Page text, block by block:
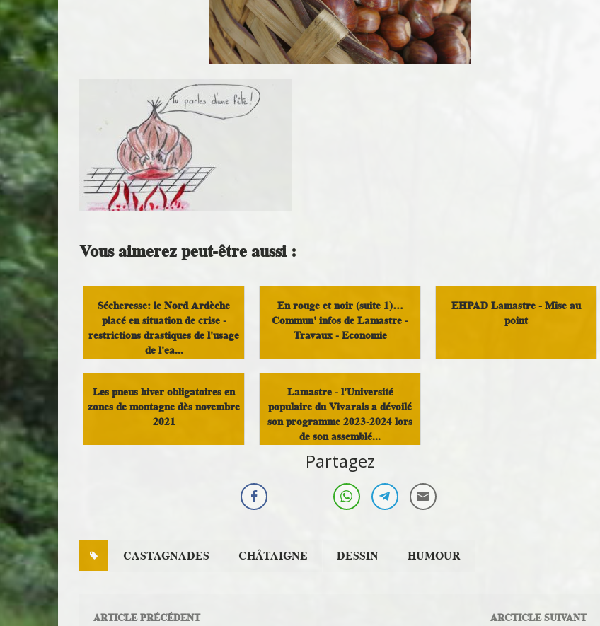
Vous aimerez peut-être aussi :
Sécheresse: le Nord Ardèche
placé en situation de crise -
restrictions drastiques de l'usage
de l'ea...
Vivre au pays
En rouge et noir (suite 1)…
Commun' infos de Lamastre -
Travaux - Economie
Démocratie Locale
EHPAD Lamastre - Mise au
point
Santé et solidarité
Les pneus hiver obligatoires en
zones de montagne dès novembre
2021
Lamastre - l'Université
populaire du Vivarais a dévoilé
son programme 2023-2024 lors
de son assemblé...
Vivre au pays
Partagez
CASTAGNADES CHÂTAIGNE DESSIN HUMOUR
ARTICLE PRÉCÉDENT ARCTICLE SUIVANT